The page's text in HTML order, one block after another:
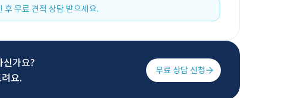
후 무료 견적 상담 받으세요.
신가요?
요.
무료 상담 신청